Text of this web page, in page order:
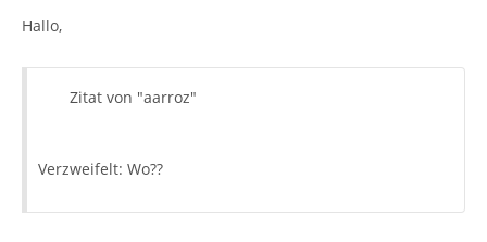
Hallo,
Zitat von "aarroz"
Verzweifelt: Wo??